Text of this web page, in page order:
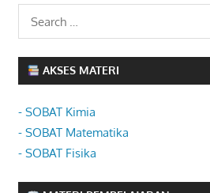
AKSES MATERI
- SOBAT Kimia
- SOBAT Matematika
- SOBAT Fisika